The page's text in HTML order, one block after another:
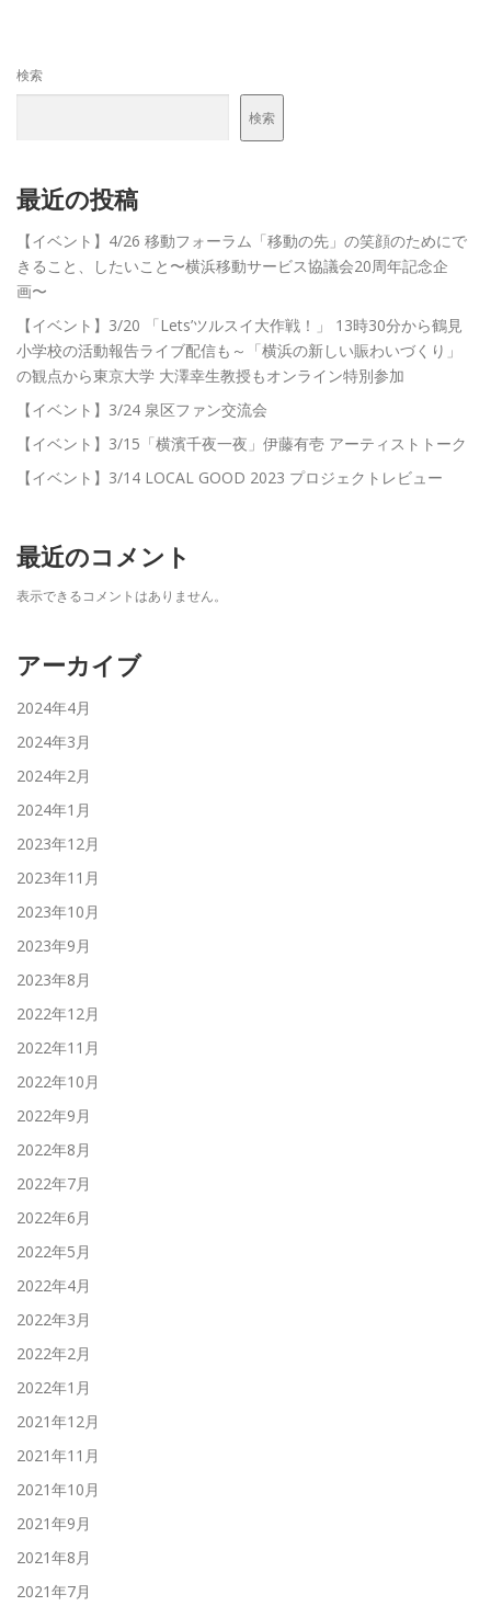
検索
検索
最近の投稿
【イベント】4/26 移動フォーラム「移動の先」の笑顔のためにで
きること、したいこと〜横浜移動サービス協議会20周年記念企
画〜
【イベント】3/20 「Lets’ツルスイ大作戦！」 13時30分から鶴見
小学校の活動報告ライブ配信も～「横浜の新しい賑わいづくり」
の観点から東京大学 大澤幸生教授もオンライン特別参加
【イベント】3/24 泉区ファン交流会
【イベント】3/15「横濱千夜一夜」伊藤有壱 アーティストトーク
【イベント】3/14 LOCAL GOOD 2023 プロジェクトレビュー
最近のコメント
表示できるコメントはありません。
アーカイブ
2024年4月
2024年3月
2024年2月
2024年1月
2023年12月
2023年11月
2023年10月
2023年9月
2023年8月
2022年12月
2022年11月
2022年10月
2022年9月
2022年8月
2022年7月
2022年6月
2022年5月
2022年4月
2022年3月
2022年2月
2022年1月
2021年12月
2021年11月
2021年10月
2021年9月
2021年8月
2021年7月